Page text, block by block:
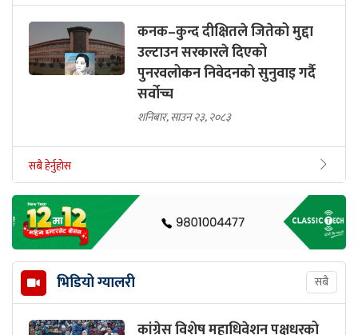
कनक–कुन्द दीक्षितले जितेको मुद्दा
उल्टाउन सरकारले दिएको
पुनरवलोकन निवेदनको सुनुवाइ गर्दै
सर्वोच्च
शनिबार, साउन २३, २०८३
सबै हेर्नुहोस
भिडियो ग्यालरी सबै
कांग्रेस विशेष महाधिवेशन पक्षधरको